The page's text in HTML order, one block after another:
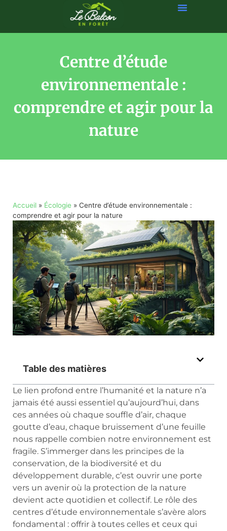
Centre d’étude
environnementale :
comprendre et agir pour la
nature
Accueil » Écologie » Centre d’étude environnementale :
comprendre et agir pour la nature
Table des matières
Le lien profond entre l’humanité et la nature n’a
jamais été aussi essentiel qu’aujourd’hui, dans
ces années où chaque souffle d’air, chaque
goutte d’eau, chaque bruissement d’une feuille
nous rappelle combien notre environnement est
fragile. S’immerger dans les principes de la
conservation, de la biodiversité et du
développement durable, c’est ouvrir une porte
vers un avenir où la protection de la nature
devient acte quotidien et collectif. Le rôle des
centres d’étude environnementale s’avère alors
fondamental : offrir à toutes celles et ceux qui